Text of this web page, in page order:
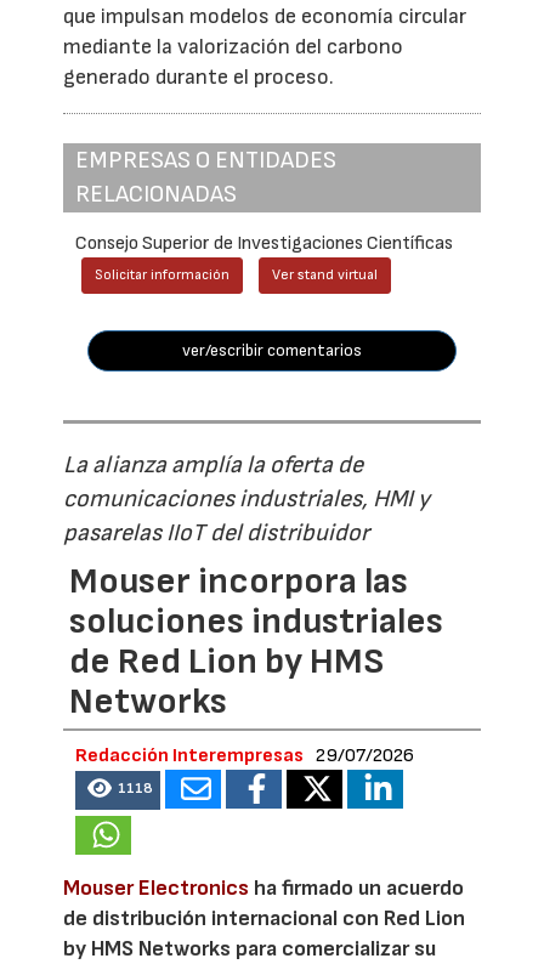
que impulsan modelos de economía circular
mediante la valorización del carbono
generado durante el proceso.
EMPRESAS O ENTIDADES
RELACIONADAS
Consejo Superior de Investigaciones Científicas
Solicitar información Ver stand virtual
ver/escribir comentarios
La alianza amplía la oferta de
comunicaciones industriales, HMI y
pasarelas IIoT del distribuidor
Mouser incorpora las
soluciones industriales
de Red Lion by HMS
Networks
Redacción Interempresas 29/07/2026
1118
Mouser Electronics ha firmado un acuerdo
de distribución internacional con Red Lion
by HMS Networks para comercializar su